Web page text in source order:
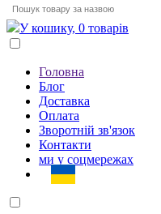
У кошику, 0 товарів
Головна
Блог
Доставка
Оплата
Зворотній зв'язок
Контакти
ми у соцмережах